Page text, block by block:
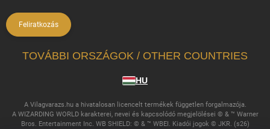
Feliratkozás
TOVÁBBI ORSZÁGOK / OTHER COUNTRIES
HU
A Vilagvarazs.hu a hivatalosan licencelt termékek független forgalmazója.
A WIZARDING WORLD karakterei, nevei és kapcsolódó megjelölései © & ™ Warner
Bros. Entertainment Inc. WB SHIELD: © & ™ WBEI. Kiadói jogok © JKR. (s26)